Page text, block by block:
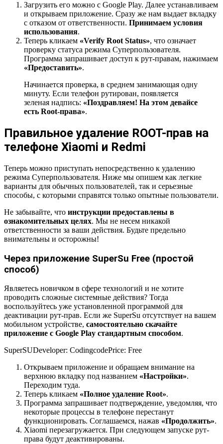
Загрузить его можно с Google Play. Далее устанавливаем
и открываем приложение. Сразу же нам выдает вкладку
с отказом от ответственности. Принимаем условия
использования.
Теперь кликаем «Verify Root Status», что означает
проверку статуса режима Суперпользователя.
Программа запрашивает доступ к рут-правам, нажимаем
«Предоставить».
Начинается проверка, в среднем занимающая одну
минуту. Если телефон рутирован, появляется
зеленая надпись: «Поздравляем! На этом девайсе
есть Root-права».
Правильное удаление ROOT-прав на
телефоне Xiaomi и Redmi
Теперь можно приступать непосредственно к удалению
режима Суперпользователя. Ниже мы опишем как легкие
варианты для обычных пользователей, так и серьезные
способы, с которыми справятся только опытные пользователи.
Не забывайте, что инструкции предоставлены в
ознакомительных целях. Мы не несем никакой
ответственности за ваши действия. Будьте предельно
внимательны и осторожны!
Через приложение SuperSu Free (простой
способ)
Являетесь новичком в сфере технологий и не хотите
проводить сложные системные действия? Тогда
воспользуйтесь уже установленной программой для
деактивации рут-прав. Если же SuperSu отсутствует на вашем
мобильном устройстве, самостоятельно скачайте
приложение с Google Play стандартным способом.
SuperSUDeveloper: CodingcodePrice: Free
Открываем приложение и обращаем внимание на
верхнюю вкладку под названием «Настройки».
Переходим туда.
Теперь кликаем «Полное удаление Root».
Программа запрашивает подтверждение, уведомляя, что
некоторые процессы в телефоне перестанут
функционировать. Соглашаемся, нажав «Продолжить».
Xiaomi перезагружается. При следующем запуске рут-
права будут деактивированы.